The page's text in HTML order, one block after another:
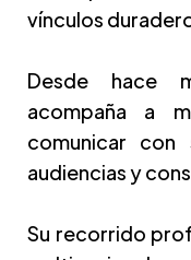
vínculos
Desde hace
acompaña a
comunicar
audiencias y
Su recorrido